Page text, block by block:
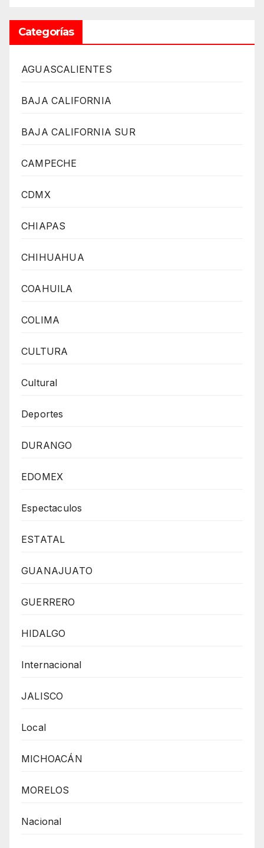
Categorías
AGUASCALIENTES
BAJA CALIFORNIA
BAJA CALIFORNIA SUR
CAMPECHE
CDMX
CHIAPAS
CHIHUAHUA
COAHUILA
COLIMA
CULTURA
Cultural
Deportes
DURANGO
EDOMEX
Espectaculos
ESTATAL
GUANAJUATO
GUERRERO
HIDALGO
Internacional
JALISCO
Local
MICHOACÁN
MORELOS
Nacional